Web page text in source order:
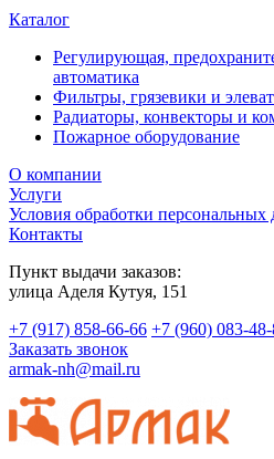
Каталог
Регулирующая,
автоматика
Фильтры, грязевики и
Радиаторы, конвекторы и
Пожарное оборудование
О компании
Услуги
Условия обработки персональных
Контакты
Пункт выдачи заказов:
​улица Аделя Кутуя, 151
+7 (917) 858-66-66 +7 (960) 083-
Заказать звонок
armak-nh@mail.ru